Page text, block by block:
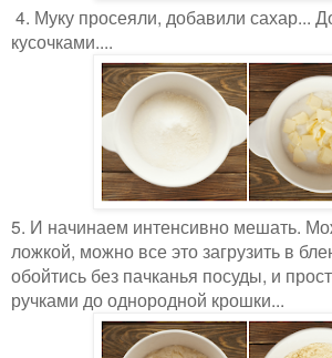
4. Муку просеяли, добавили сахар...
кусочками....
5. И начинаем интенсивно мешать.
ложкой, можно все это загрузить в
обойтись без пачканья посуды, и
ручками до однородной крошки...